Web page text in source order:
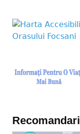
Recomandari